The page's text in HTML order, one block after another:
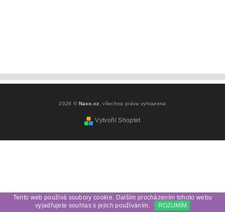
2026 © Naxo.cz , všechna práva vyhrazena
Vytvořil Shoptet
Tento web používá soubory cookie. Dalším procházením tohoto webu
vyjadřujete souhlas s jejich používáním.
ROZUMÍM